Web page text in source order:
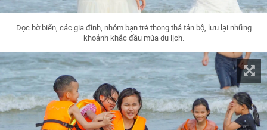
Dọc bờ biển, các gia đình, nhóm bạn trẻ thong thả tản bộ, lưu lại những
khoảnh khắc đầu mùa du lịch.